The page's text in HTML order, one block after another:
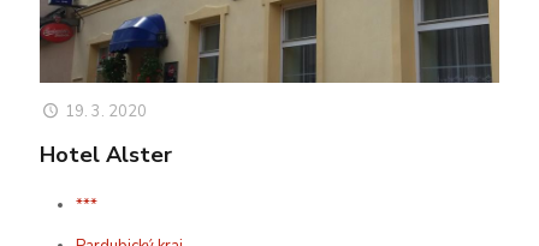
19. 3. 2020
Hotel Alster
***